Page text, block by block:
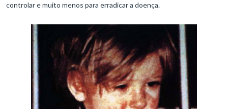
controlar e muito menos para erradicar a doença.